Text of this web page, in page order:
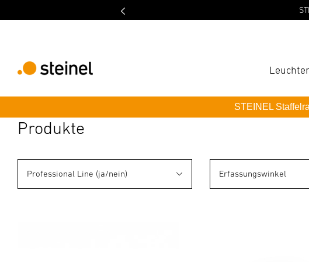
STEINEL
Produkte
Professional Line (ja/nein) Erfassungswinkel